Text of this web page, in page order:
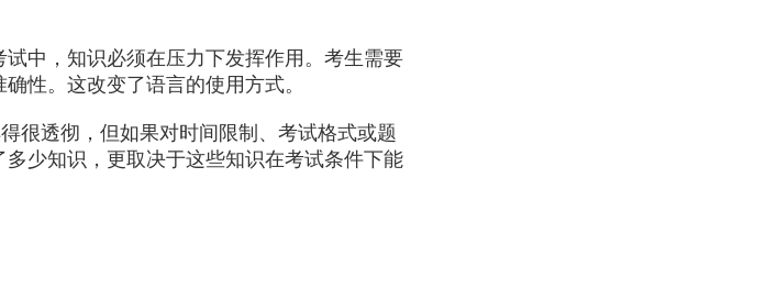
中，知识必须在压力下发挥作用。考生需要
性。这改变了语言的使用方式。
很透彻，但如果对时间限制、考试格式或题
少知识，更取决于这些知识在考试条件下能